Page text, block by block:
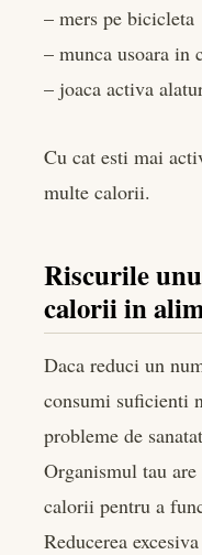
– mers pe bicicleta
– munca usoara in
– joaca activa
Cu cat esti mai
multe calorii.
Riscurile
calorii in
Daca reduci un
consumi suficienti
probleme de
Organismul tau
calorii pentru a
Reducerea